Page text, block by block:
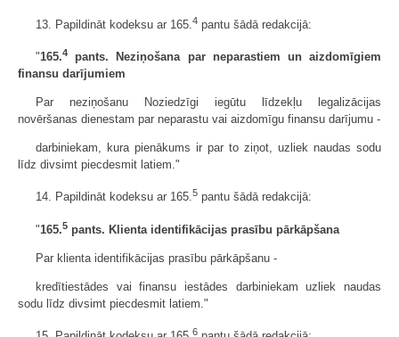
13. Papildināt kodeksu ar 165. 4 pantu šādā redakcijā:
"165.4
pants. Neziņošana par neparastiem un aizdomīgiem
finansu darījumiem
Par neziņošanu Noziedzīgi iegūtu līdzekļu legalizācijas
novēršanas dienestam par neparastu vai aizdomīgu finansu darījumu -
darbiniekam, kura pienākums ir par to ziņot, uzliek naudas sodu
līdz divsimt piecdesmit latiem."
14. Papildināt kodeksu ar 165.5 pantu šādā redakcijā:
"165.5 pants. Klienta identifikācijas prasību pārkāpšana
Par klienta identifikācijas prasību pārkāpšanu -
kredītiestādes vai finansu iestādes darbiniekam uzliek naudas
sodu līdz divsimt piecdesmit latiem."
6